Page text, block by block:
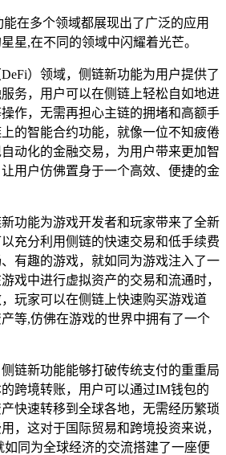
在多个领域都展现出了广泛的应用
星,在不同的领域中闪耀着光芒。
）领域，侧链新功能为用户提供了
务，用户可以在侧链上轻松自如地进
作，无需再担心主链的拥堵和高额手
的智能合约功能，就像一位不知疲倦
动化的金融交易，为用户带来更加智
用户仿佛置身于一个高效、便捷的金
功能为游戏开发者和玩家带来了全新
充分利用侧链的快速交易和低手续费
有趣的游戏，就如同为游戏注入了一
戏中进行虚拟资产的交易和流通时，
玩家可以在侧链上快速购买游戏道
等,仿佛在游戏的世界中拥有了一个
链新功能能够打破传统支付的重重局
跨境转账，用户可以通过IM钱包的
快速转移到全球各地，无需经历繁琐
，这对于国际贸易和跨境投资来说，
同为全球经济的交流搭建了一座便